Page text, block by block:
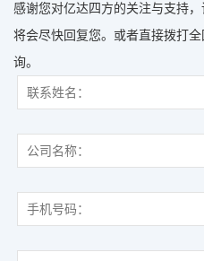
感谢您对亿达四方的关注与支持
将会尽快回复您。或者直接拨打
询。